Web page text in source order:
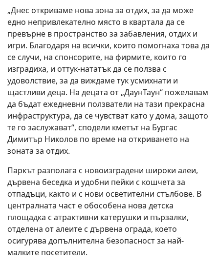
„Днес откриваме нова зона за отдих, за да може
едно непривлекателно място в квартала да се
превърне в пространство за забавления, отдих и
игри. Благодаря на всички, които помогнаха това да
се случи, на спонсорите, на фирмите, които го
изградиха, и оттук-нататък да се ползва с
удоволствие, за да виждаме тук усмихнати и
щастливи деца. На децата от „ДаунТаун“ пожелавам
да бъдат ежедневни ползватели на тази прекрасна
инфраструктура, да се чувстват като у дома, защото
те го заслужават“, сподели кметът на Бургас
Димитър Николов по време на откриването на
зоната за отдих.
Паркът разполага с новоизградени широки алеи,
дървена беседка и удобни пейки с кошчета за
отпадъци, както и с нови осветителни стълбове. В
централната част е обособена нова детска
площадка с атрактивни катерушки и пързалки,
отделена от алеите с дървена ограда, което
осигурява допълнителна безопасност за най-
малките посетители.